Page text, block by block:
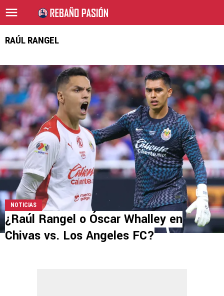
RAÚL RANGEL
NOTICIAS
¿Raúl Rangel o Óscar Whalley en
Chivas vs. Los Angeles FC?